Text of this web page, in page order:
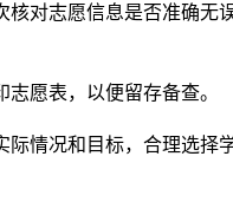
对志愿信息是否准确
愿表，以便留存备查。
情况和目标，合理选择